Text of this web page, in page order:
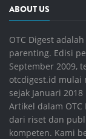
ABOUT US
OTC Digest
parenting. Edisi
September 2009,
otcdigest.id mulai
sejak Januari
Artikel dalam
dari riset dan
kompeten. Kami